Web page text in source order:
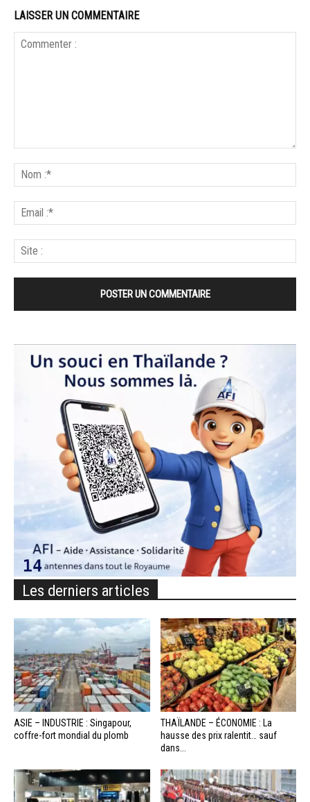
LAISSER UN COMMENTAIRE
Les derniers articles
ASIE – INDUSTRIE : Singapour,
coffre-fort mondial du plomb
THAÏLANDE – ÉCONOMIE : La
hausse des prix ralentit… sauf
dans...